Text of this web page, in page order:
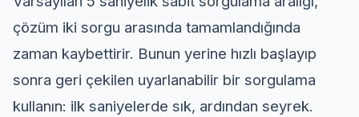
çözüm iki sorgu arasında tamamlandığında
zaman kaybettirir. Bunun yerine hızlı başlayıp
sonra geri çekilen uyarlanabilir bir sorgulama
kullanın: ilk saniyelerde sık, ardından seyrek.